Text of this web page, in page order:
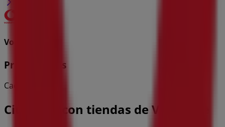
Vodafone
Promociones
Caduca el 31/8
Ciudades con tiendas de Vodafone